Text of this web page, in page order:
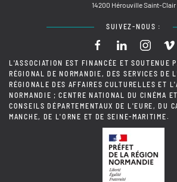
14200 Hérouville Saint-Clair
SUIVEZ-NOUS :
L'ASSOCIATION EST FINANCÉE ET SOUTENUE
RÉGIONAL DE NORMANDIE, DES SERVICES DE
RÉGIONALE DES AFFAIRES CULTURELLES ET
NORMANDIE ; CENTRE NATIONAL DU CINÉMA
CONSEILS DÉPARTEMENTAUX DE L'EURE, DU
MANCHE, DE L'ORNE ET DE SEINE-MARITIME.